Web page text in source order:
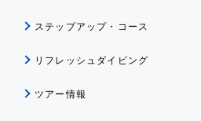
ステップアップ・コース
リフレッシュダイビング
ツアー情報